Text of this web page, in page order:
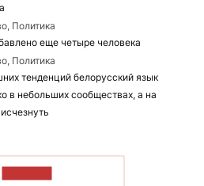
Политика
еще четыре человека
Политика
тенденций белорусский язык
в небольших сообществах, а на